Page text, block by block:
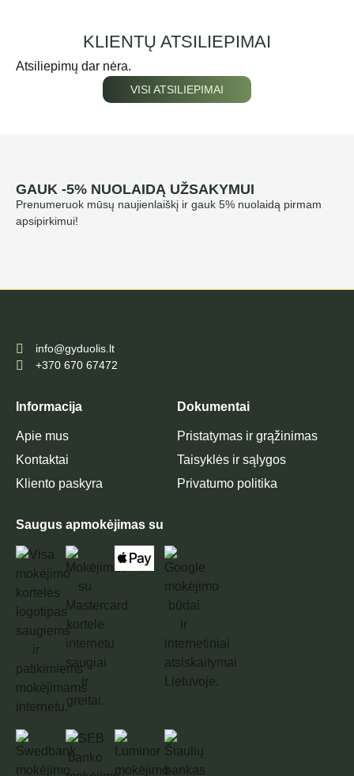
KLIENTŲ ATSILIEPIMAI
Atsiliepimų dar nėra.
VISI ATSILIEPIMAI
GAUK -5% NUOLAIDĄ UŽSAKYMUI
Prenumeruok mūsų naujienlaiškį ir gauk 5% nuolaidą pirmam
apsipirkimui!
info@gyduolis.lt
+370 670 67472
Informacija
Apie mus
Kontaktai
Kliento paskyra
Dokumentai
Pristatymas ir grąžinimas
Taisyklės ir sąlygos
Privatumo politika
Saugus apmokėjimas su